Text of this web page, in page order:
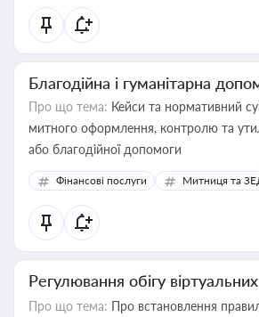
Благодійна і гуманітарна
Про що тема: Кейси та нормативний
митного оформлення, контролю та
або благодійної допомоги
Фінансові послуги Митниця та
Регулювання обігу віртуальних
Про що тема: Про встановлення